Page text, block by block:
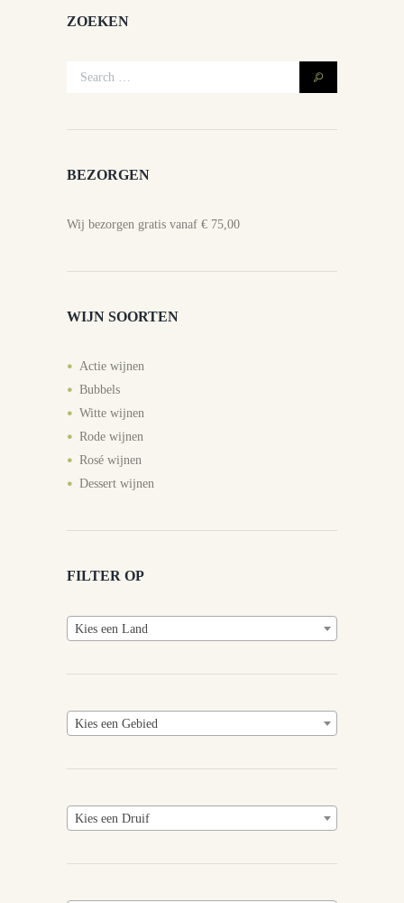
ZOEKEN
BEZORGEN
Wij bezorgen gratis vanaf € 75,00
WIJN SOORTEN
Actie wijnen
Bubbels
Witte wijnen
Rode wijnen
Rosé wijnen
Dessert wijnen
FILTER OP
Kies een Land
Kies een Gebied
Kies een Druif